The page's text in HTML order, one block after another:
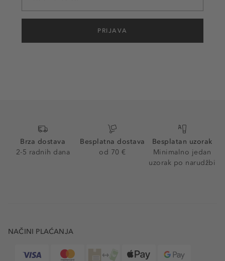
PRIJAVA
Brza dostava
2-5 radnih dana
Besplatna dostava
od 70 €
Besplatan uzorak
Minimalno jedan
uzorak po narudžbi
NAČINI PLAĆANJA